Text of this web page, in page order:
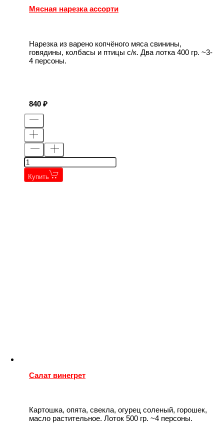
Мясная нарезка ассорти
Нарезка из варено копчёного мяса свинины,
говядины, колбасы и птицы с/к. Два лотка 400 гр. ~3-
4 персоны.
840
Купить
Салат винегрет
Картошка, опята, свекла, огурец соленый, горошек,
масло растительное. Лоток 500 гр. ~4 персоны.